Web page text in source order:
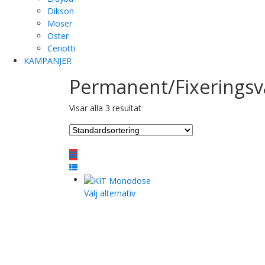
Dikson
Moser
Oster
Ceriotti
KAMPANJER
Permanent/
Visar alla 3 resultat
Välj alternativDen